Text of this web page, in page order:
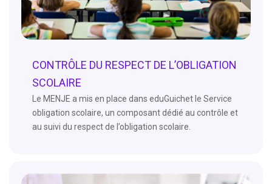
CONTRÔLE DU RESPECT DE L’OBLIGATION
SCOLAIRE
Le MENJE a mis en place dans eduGuichet le Service
obligation scolaire, un composant dédié au contrôle et
au suivi du respect de l’obligation scolaire.